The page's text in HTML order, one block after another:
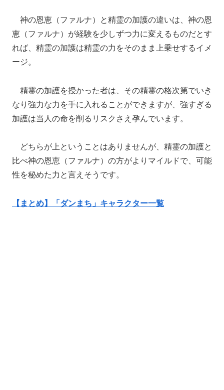
神の恩恵（ファルナ）と精霊の加護の違いは、神の恩
恵（ファルナ）が経験を少しずつ力に変えるものだとす
れば、精霊の加護は精霊の力をそのまま上乗せするイメ
ージ。
精霊の加護を授かった者は、その精霊の格次第でいき
なり強力な力を手に入れることができますが、強すぎる
加護は当人の命を削るリスクさえ孕んでいます。
どちらが上ということはありませんが、精霊の加護と
比べ神の恩恵（ファルナ）の方がよりマイルドで、可能
性を秘めた力と言えそうです。
【まとめ】「ダンまち」キャラクター一覧